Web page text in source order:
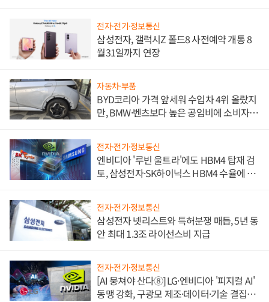
전자·전기·정보통신
삼성전자, 갤럭시Z 폴드8 사전예약 개통 8
월31일까지 연장
자동차·부품
BYD코리아 가격 앞세워 수입차 4위 올랐지
만, BMW·벤츠보다 높은 공임비에 소비자
전자·전기·정보통신
엔비디아 '루빈 울트라'에도 HBM4 탑재 검
토, 삼성전자·SK하이닉스 HBM4 수율에 주
전자·전기·정보통신
삼성전자 넷리스트와 특허분쟁 매듭, 5년 동
안 최대 1.3조 라이선스비 지급
전자·전기·정보통신
[AI 뭉쳐야 산다⑧] LG·엔비디아 '피지컬 AI'
동맹 강화, 구광모 제조·데이터·기술 결집